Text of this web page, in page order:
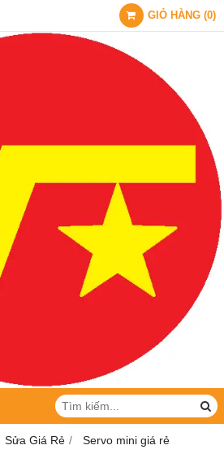
GIỎ HÀNG (0)
Sửa Giá Rẻ Servo mini giá rẻ